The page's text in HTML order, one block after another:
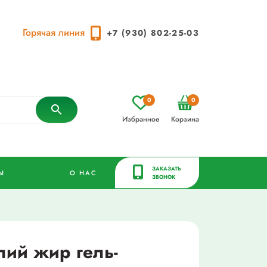
Горячая линия +7 (930) 802-25-03
Избранное
0
Корзина
0
О НАС
ЗАКАЗАТЬ
ЗВОНОК
жир гель-